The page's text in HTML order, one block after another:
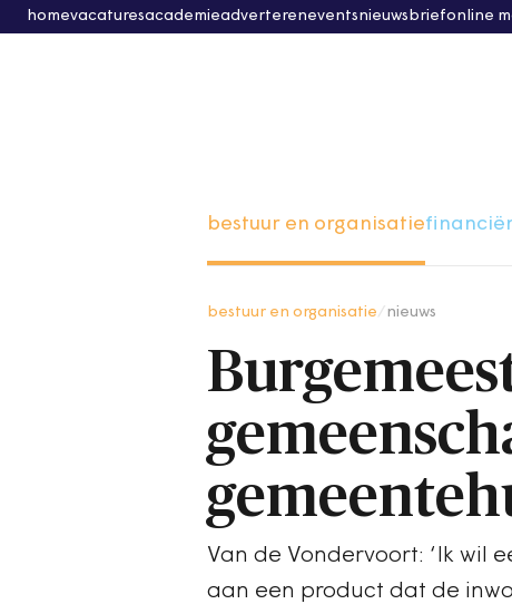
homevacaturesacademieadvertereneventsnieuwsbriefonline
bestuur en organisatie
bestuur en organisatie nieuws
Van de Vondervoort: ‘Ik wil
aan een product dat de